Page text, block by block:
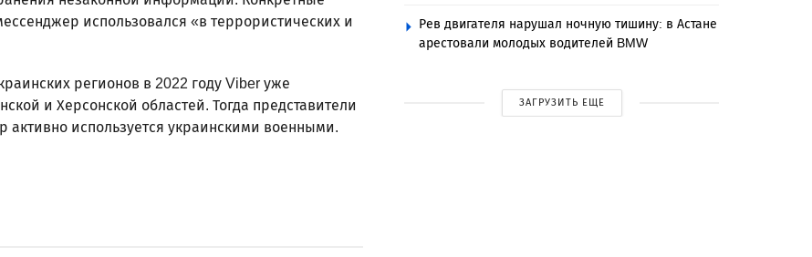
использовался «в террористических и
регионов в 2022 году Viber уже
и Херсонской областей. Тогда представители
активно используется украинскими военными.
Рев двигателя нарушал ночную тишину: в Астане
арестовали молодых водителей BMW
ЗАГРУЗИТЬ ЕЩЕ